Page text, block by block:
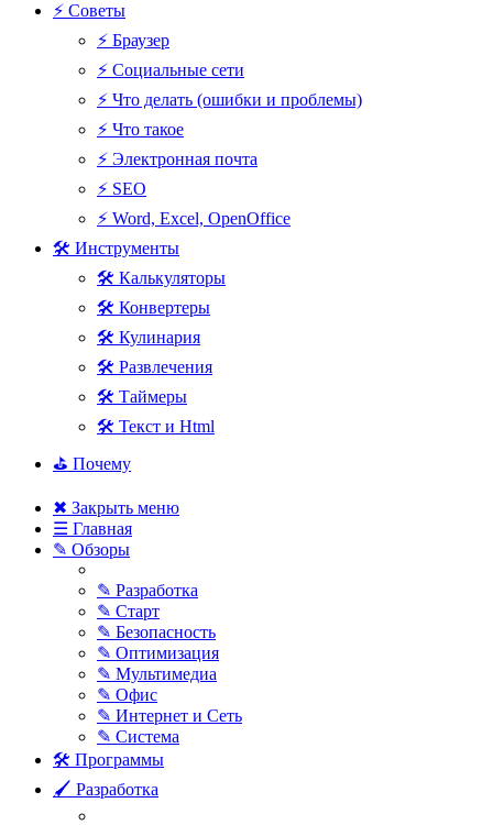
⚡ Советы
⚡ Браузер
⚡ Социальные сети
⚡ Что делать (ошибки и проблемы)
⚡ Что такое
⚡ Электронная почта
⚡ SEO
⚡ Word, Excel, OpenOffice
🛠 Инструменты
🛠 Калькуляторы
🛠 Конвертеры
🛠 Кулинария
🛠 Развлечения
🛠 Таймеры
🛠 Текст и Html
⛳ Почему
✖ Закрыть меню
☰ Главная
✎ Обзоры
✎ Разработка
✎ Старт
✎ Безопасность
✎ Оптимизация
✎ Мультимедиа
✎ Офис
✎ Интернет и Сеть
✎ Система
🛠 Программы
🖌 Разработка